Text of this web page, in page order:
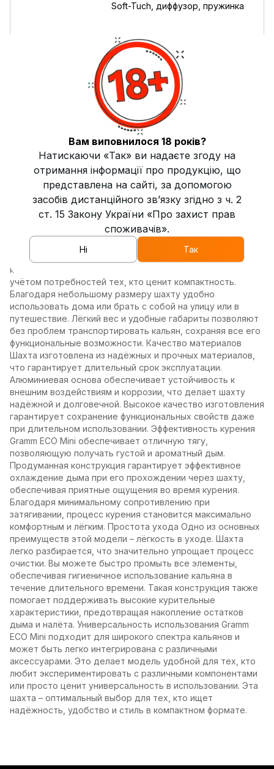
Soft-Tuch, диффузор, пружинка
Страна производитель
Тип соединения с колбой
Диаметр внутренней трубки
Описание
Шахта кальяна Gramm ECO Mini – это выбор для тех, кто
ищет компактное и эффективное решение для своего
кальяна. Модель отличается современным дизайном,
высоким качеством материалов и отличной
функциональностью, что делает её универсальным
выбором для широкого круга пользователей. Благодаря
сбалансированному сочетанию характеристик, эта шахта
подходит как для новичков, так и для опытных любителей
кальяна. Компактные размеры Gramm ECO Mini создана с
учётом потребностей тех, кто ценит компактность.
Благодаря небольшому размеру шахту удобно
использовать дома или брать с собой на улицу или в
путешествие. Лёгкий вес и удобные габариты позволяют
без проблем транспортировать кальян, сохраняя все его
функциональные возможности. Качество материалов
Шахта изготовлена из надёжных и прочных материалов,
что гарантирует длительный срок эксплуатации.
Алюминиевая основа обеспечивает устойчивость к
внешним воздействиям и коррозии, что делает шахту
надёжной и долговечной. Высокое качество изготовления
гарантирует сохранение функциональных свойств даже
при длительном использовании. Эффективность курения
Gramm ECO Mini обеспечивает отличную тягу,
позволяющую получать густой и ароматный дым.
Продуманная конструкция гарантирует эффективное
охлаждение дыма при его прохождении через шахту,
обеспечивая приятные ощущения во время курения.
Благодаря минимальному сопротивлению при
затягивании, процесс курения становится максимально
комфортным и лёгким. Простота ухода Одно из основных
преимуществ этой модели – лёгкость в уходе. Шахта
легко разбирается, что значительно упрощает процесс
очистки. Вы можете быстро промыть все элементы,
обеспечивая гигиеничное использование кальяна в
течение длительного времени. Такая конструкция также
помогает поддерживать высокие курительные
характеристики, предотвращая накопление остатков
дыма и налёта. Универсальность использования Gramm
ECO Mini подходит для широкого спектра кальянов и
может быть легко интегрирована с различными
аксессуарами. Это делает модель удобной для тех, кто
любит экспериментировать с различными компонентами
или просто ценит универсальность в использовании. Эта
шахта – оптимальный выбор для тех, кто ищет
надёжность, удобство и стиль в компактном формате.
Вам виповнилося 18 років?
Натискаючи «Так» ви надаєте згоду на
отримання інформації про продукцію, що
представлена на сайті, за допомогою
засобів дистанційного зв’язку згідно з ч. 2
ст. 15 Закону України «Про захист прав
споживачів».
Ні Так